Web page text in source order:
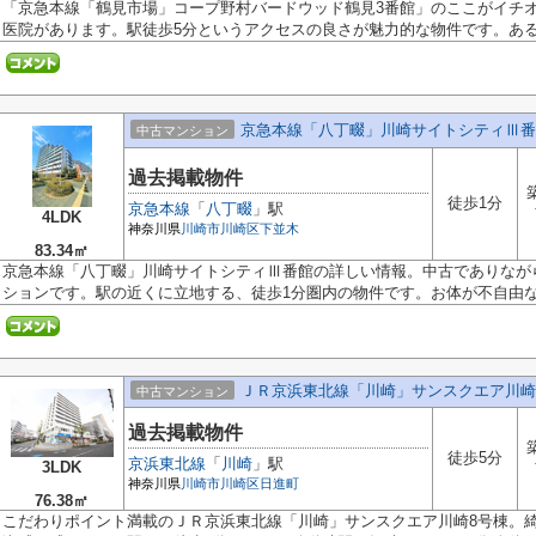
「京急本線「鶴見市場」コープ野村バードウッド鶴見3番館」のここがイチ
医院があります。駅徒歩5分というアクセスの良さが魅力的な物件です。あ
4LDK
83.34㎡
中古マンション 京急本線「八丁畷」川崎サイトシティⅢ
過去掲載物件
京急本線 「 八丁畷 」駅
神奈川県川崎市川崎区下並木
徒歩1分
京急本線「八丁畷」川崎サイトシティⅢ番館の詳しい情報。中古でありな
ションです。駅の近くに立地する、徒歩1分圏内の物件です。お体が不自由
3LDK
76.38㎡
中古マンション ＪＲ京浜東北線「川崎」サンスクエア川
過去掲載物件
京浜東北線 「 川崎 」駅
神奈川県川崎市川崎区 日進町
徒歩5分
こだわりポイント満載のＪＲ京浜東北線「川崎」サンスクエア川崎8号棟。